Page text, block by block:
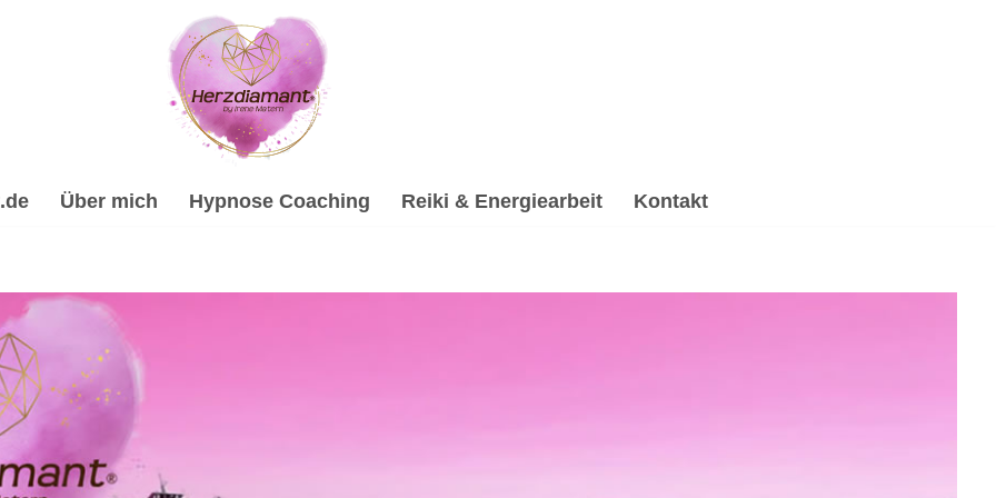
Über mich Hypnose Coaching Reiki & Energiearbeit Kontakt
Energiearbeit & Reiki, Psychologische Beratung, Spirituelle Trauerverarbeitung & Trauerhilfe,
Coach & psychologische Beraterin. ✔️ Hypnose, ✔️ Reiki & Energiearbeit, ☑️ Spirituelle Trauerverarbeitung &
Coaching für Altdorf. Erlebe meinen Service ✉.